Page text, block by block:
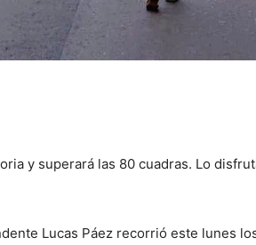
y superará las 80 cuadras. Lo
Lucas Páez recorrió este lunes